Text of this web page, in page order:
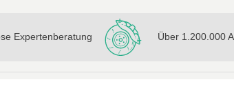
Expertenberatung Über 1.200.000